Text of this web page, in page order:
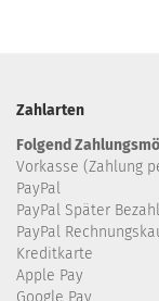
Zahlarten
Folgend
Vorkasse (Zahlung
PayPal
PayPal Später
PayPal
Kreditkarte
Apple Pay
Google Pay